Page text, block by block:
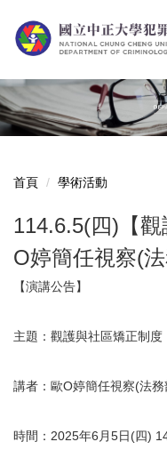
到
主
內
容
區
首頁 學術活動
114.6.5(四)【
O婷簡任視察(
【演講公告】
主題：觀護與社區矯正制度
講者：歐O婷簡任視察(法
時間：2025年6月5日(四)